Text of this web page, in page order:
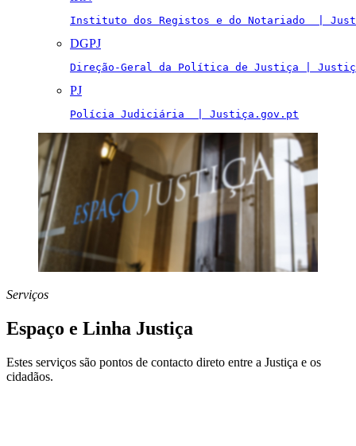
Instituto dos Registos e do Notariado  |
DGPJ
Direção-Geral da Política de Justiça |
PJ
Polícia Judiciária  | Justiça.gov.pt
Serviços
Espaço e Linha Justiça
Estes serviços são pontos de contacto direto entre a Justiça e os
cidadãos.